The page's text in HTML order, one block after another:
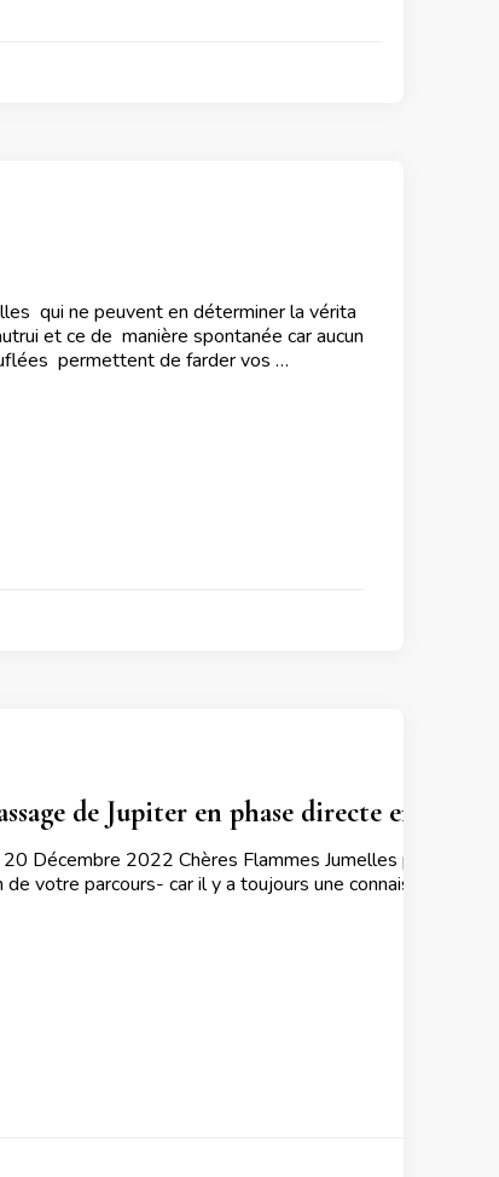
qui ne peuvent en déterminer la vérita
et ce de manière spontanée car aucun
permettent de farder vos …
de Jupiter en phase directe en
Décembre 2022 Chères Flammes Jumelles profitez à
votre parcours- car il y a toujours une connaissance –